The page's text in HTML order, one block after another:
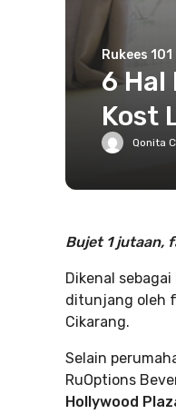
Rukees 101
6 Hal
Kost
Qonita
Bujet 1 jutaan,
Dikenal
ditunjang oleh
Cikarang.
Selain
RuOptions
Hollywood